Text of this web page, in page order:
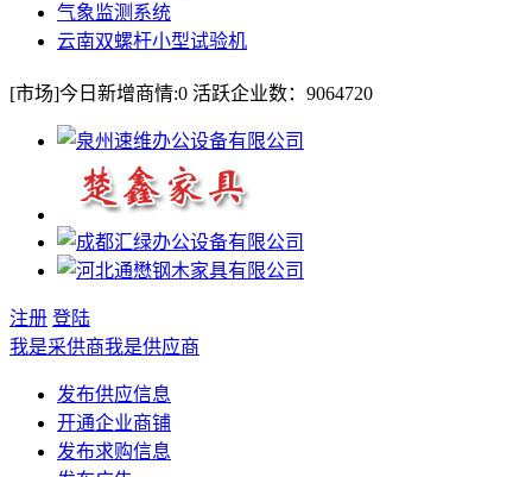
气象监测系统
云南双螺杆小型试验机
[市场]今日新增商情:0 活跃企业数： 9064720
注册 登陆
我是采供商我是供应商
发布供应信息
开通企业商铺
发布求购信息